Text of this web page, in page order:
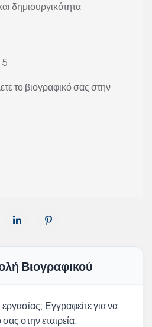
δημιουργικότητα
το βιογραφικό σας στην
Βιογραφικού
Εγγραφείτε για να
σας στην εταιρεία.